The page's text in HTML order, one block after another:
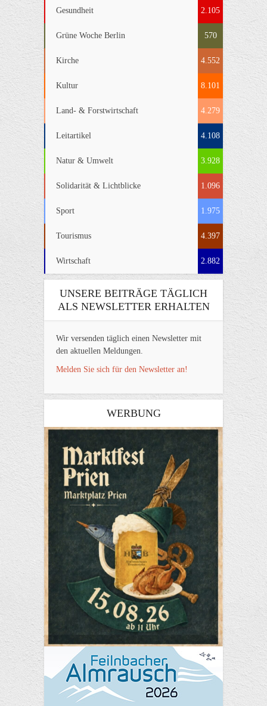
Gesundheit 2.105
Grüne Woche Berlin 570
Kirche 4.552
Kultur 8.101
Land- & Forstwirtschaft 4.279
Leitartikel 4.108
Natur & Umwelt 3.928
Solidarität & Lichtblicke 1.096
Sport 1.975
Tourismus 4.397
Wirtschaft 2.882
UNSERE BEITRÄGE TÄGLICH
ALS NEWSLETTER ERHALTEN
Wir versenden täglich einen Newsletter mit
den aktuellen Meldungen.
Melden Sie sich für den Newsletter an!
WERBUNG